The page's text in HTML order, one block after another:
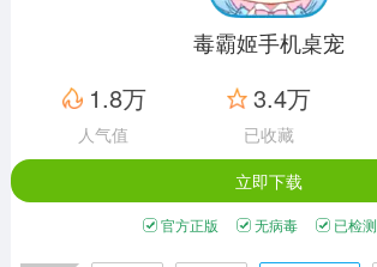
12961款应用
赛车竞速
3630款应用
卡牌对战
2051款应用
手游辅助
1958款应用
毒霸姬手机桌宠
1.8万
人气值
3.4万
已收藏
立即下载
官方正版 无病毒 已检测